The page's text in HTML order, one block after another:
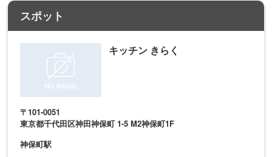
スポット
キッチン きらく
〒101-0051
東京都千代田区神田神保町 1-5 M2神保町1F
神保町駅